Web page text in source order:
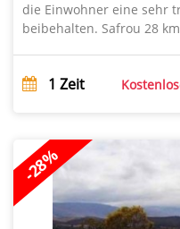
die Einwohner eine sehr
beibehalten. Safrou 28
1 Zeit
-28%